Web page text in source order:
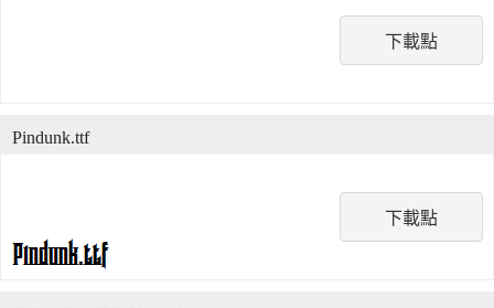
下載點
下載點
Pindunk.ttf